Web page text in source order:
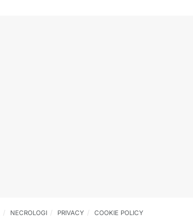
NECROLOGI PRIVACY COOKIE POLICY